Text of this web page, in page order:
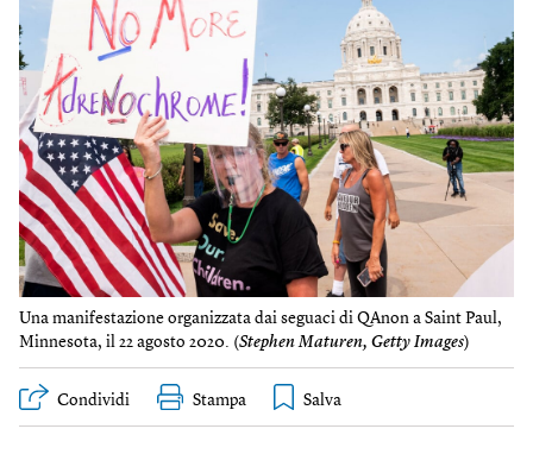
Una manifestazione organizzata dai seguaci di QAnon a Saint Paul,
Minnesota, il 22 agosto 2020. (Stephen Maturen, Getty Images)
Condividi Stampa